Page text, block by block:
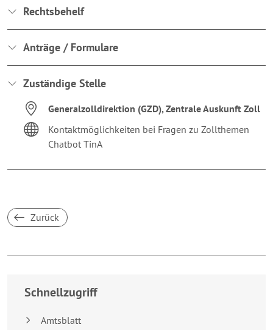
Rechtsbehelf
Anträge / Formulare
Zuständige Stelle
Generalzolldirektion (GZD), Zentrale Auskunft Zoll
Kontaktmöglichkeiten bei Fragen zu Zollthemen
Chatbot TinA
Zurück
Schnellzugriff
Amtsblatt